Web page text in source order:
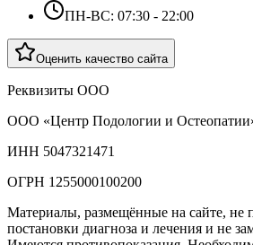
ПН-ВС: 07:30 - 22:00
Оценить качество сайта
Реквизиты ООО
ООО «Центр Подологии и
ИНН 5047321471
ОГРН 1255000100200
Материалы, размещённые на сайте, не
постановки диагноза и лечения и не